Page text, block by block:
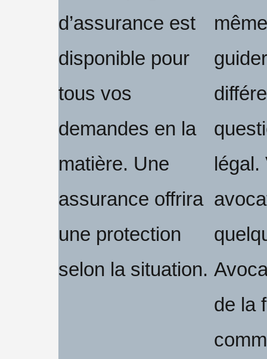
d’assurance est
disponible pour
tous vos
demandes en la
matière. Une
assurance offrira
une protection
selon la situation.
légal.
de la